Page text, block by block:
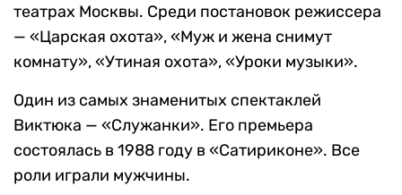
театрах Москвы. Среди постановок режиссера
— «Царская охота», «Муж и жена снимут
комнату», «Утиная охота», «Уроки музыки».
Один из самых знаменитых спектаклей
Виктюка — «Служанки». Его премьера
состоялась в 1988 году в «Сатириконе». Все
роли играли мужчины.